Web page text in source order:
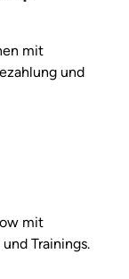
und Trainings.